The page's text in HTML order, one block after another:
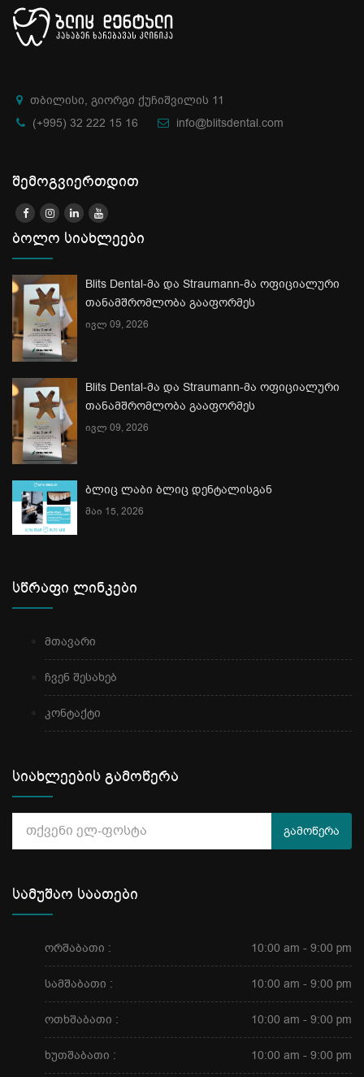
თბილისი, გიორგი ქუჩიშვილის 11
(+995) 32 222 15 16
info@blitsdental.com
შემოგვიერთდით
ბოლო სიახლეები
Blits Dental-მა და Straumann-მა ოფიციალური
თანამშრომლობა გააფორმეს
ივლ 09, 2026
Blits Dental-მა და Straumann-მა ოფიციალური
თანამშრომლობა გააფორმეს
ივლ 09, 2026
ბლიც ლაბი ბლიც დენტალისგან
მაი 15, 2026
სწრაფი ლინკები
მთავარი
ჩვენ შესახებ
კონტაქტი
სიახლეების გამოწერა
გამოწერა
სამუშაო საათები
ორშაბათი : 10:00 am - 9:00 pm
სამშაბათი : 10:00 am - 9:00 pm
ოთხშაბათი : 10:00 am - 9:00 pm
ხუთშაბათი : 10:00 am - 9:00 pm